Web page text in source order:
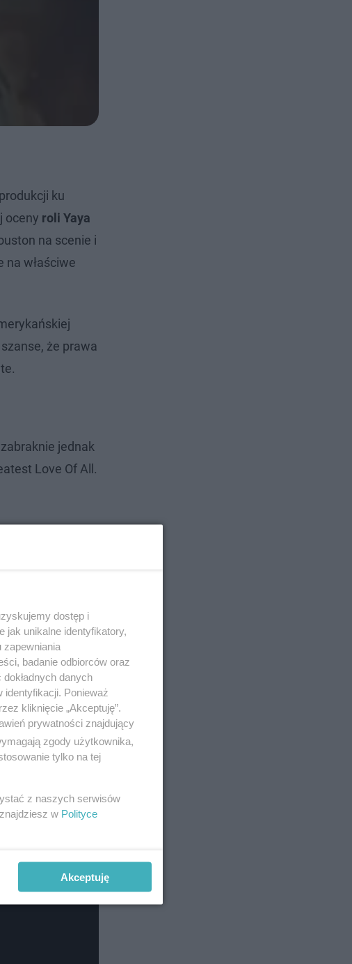
ku
oceny roli Yaya
na scenie i
na właściwe
że prawa
jednak
Love Of All.
dostęp i
jak unikalne identyfikatory,
zapewniania
badanie odbiorców oraz
danych
Ponieważ
kliknięcie „Akceptuję”.
prywatności znajdujący
zgody użytkownika,
tylko na tej
z naszych serwisów
w Polityce
Akceptuję